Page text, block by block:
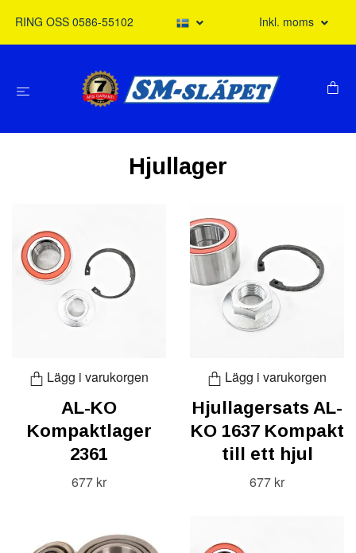
RING OSS 0586-55102 Inkl. moms
Hjullager
Lägg i varukorgen
AL-KO
Kompaktlager
2361
677 kr
Lägg i varukorgen
Hjullagersats AL-
KO 1637 Kompakt
till ett hjul
677 kr